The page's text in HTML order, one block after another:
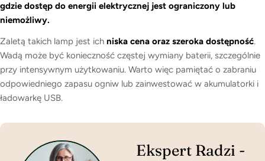
gdzie dostęp do energii elektrycznej jest ograniczony lub
niemożliwy.
Zaletą takich lamp jest ich niska cena oraz szeroka dostępność.
Wadą może być konieczność częstej wymiany baterii, szczególnie
przy intensywnym użytkowaniu. Warto więc pamiętać o zabraniu
odpowiedniego zapasu ogniw lub zainwestować w akumulatorki i
ładowarkę USB.
Ekspert Radzi -